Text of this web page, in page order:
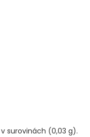
surovinách (0,03 g).